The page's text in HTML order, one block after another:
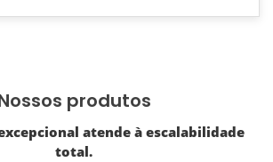
produtos
atende à escalabilidade
total.